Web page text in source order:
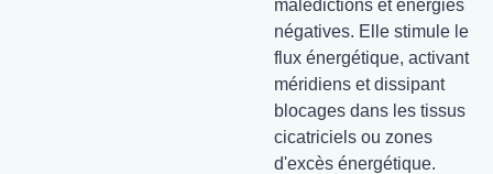
malédictions et énergies
négatives. Elle stimule le
flux énergétique, activant
méridiens et dissipant
blocages dans les tissus
cicatriciels ou zones
d'excès énergétique.